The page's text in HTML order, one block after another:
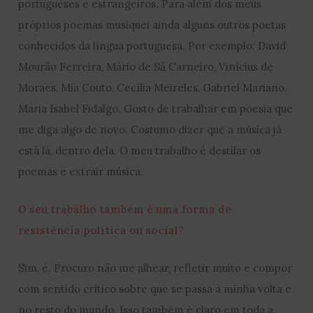
portugueses e estrangeiros. Para além dos meus
próprios poemas musiquei ainda alguns outros poetas
conhecidos da língua portuguesa. Por exemplo: David
Mourão Ferreira, Mário de Sá Carneiro, Vinícius de
Moraes, Mia Couto, Cecília Meireles, Gabriel Mariano,
Maria Isabel Fidalgo. Gosto de trabalhar em poesia que
me diga algo de novo. Costumo dizer que a música já
está lá, dentro dela. O meu trabalho é destilar os
poemas e extrair música.
O seu trabalho também é uma forma de
resistência política ou social?
Sim, é. Procuro não me alhear, refletir muito e compor
com sentido crítico sobre que se passa à minha volta e
no resto do mundo. Isso também é claro em toda a